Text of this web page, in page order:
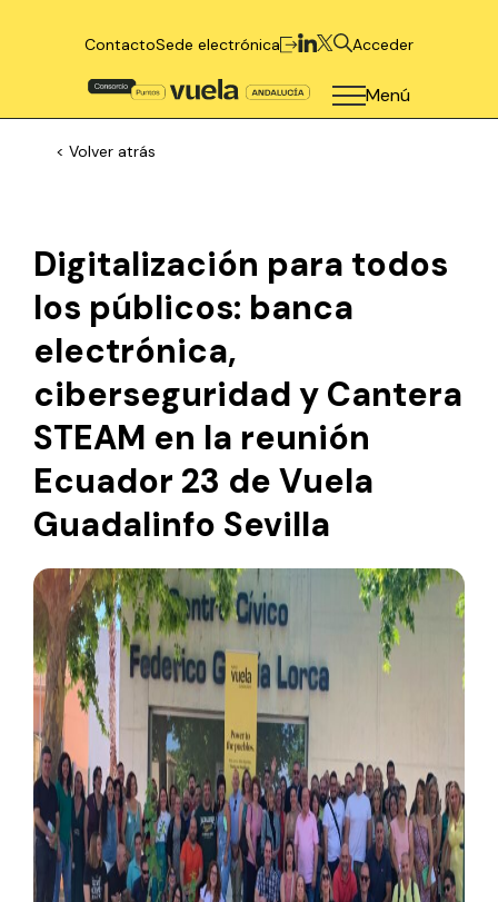
ContactoSede electrónica Acceder
Menú
< Volver atrás
Digitalización para todos
los públicos: banca
electrónica,
ciberseguridad y Cantera
STEAM en la reunión
Ecuador 23 de Vuela
Guadalinfo Sevilla